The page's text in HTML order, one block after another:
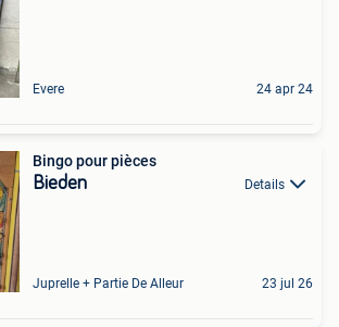
Evere 24 apr 24
Bingo pour pièces
Bieden Details
Juprelle + Partie De Alleur 23 jul 26